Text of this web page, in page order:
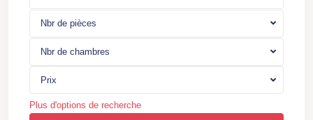
Nbr de pièces
Nbr de chambres
Prix
Plus d'options de recherche